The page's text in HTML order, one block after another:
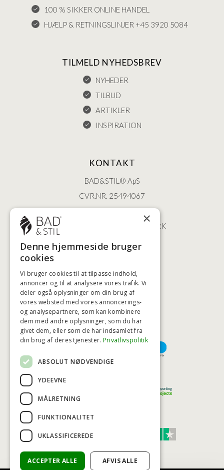
100 % SIKKER ONLINE HANDEL
HJÆLP & RETNINGSLINJER +45 3920 5084
TILMELD NYHEDSBREV
NYHEDER
TILBUD
ARTIKLER
INSPIRATION
KONTAKT
BAD&STIL® ApS
CVR.NR. 25494067
ØSTERBROGADE 202
2100 KØBENHAVN • DANMARK
+45 3920 5084
HØJESTE KREDITVÆRDIGHED
BETALINGSMULIGHEDER
TRUST SCORE 4,7
×
Denne hjemmeside bruger
cookies
Vi bruger cookies til at tilpasse indhold,
annoncer og til at analysere vores trafik. Vi
deler også oplysninger om din brug af
vores websted med vores annoncerings-
og analysepartnere, som kan kombinere
dem med andre oplysninger, som du har
givet dem, eller som de har indsamlet fra
din brug af deres tjenester. Privatlivspolitik
ABSOLUT NØDVENDIGE
YDEEVNE
MÅLRETNING
FUNKTIONALITET
UKLASSIFICEREDE
ACCEPTER ALLE AFVIS ALLE